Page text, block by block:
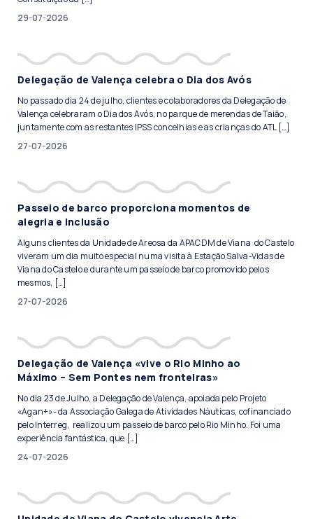
29-07-2026
Delegação de Valença celebra o Dia dos Avós
No passado dia 24 de julho, clientes e colaboradores da Delegação de
Valença celebraram o Dia dos Avós, no parque de merendas de Taião,
juntamente com as restantes IPSS concelhias e as crianças do ATL […]
27-07-2026
Passeio de barco proporciona momentos de
alegria e inclusão
Alguns clientes da Unidade de Areosa da APACDM de Viana do Castelo
viveram um dia muito especial numa visita à Estação Salva-Vidas de
Viana do Castelo e durante um passeio de barco promovido pelos
mesmos, […]
27-07-2026
Delegação de Valença «vive o Rio Minho ao
Máximo – Sem Pontes nem fronteiras»
No dia 23 de Julho, a Delegação de Valença, apoiada pelo Projeto
«Agan+»- da Associação Galega de Atividades Náuticas, cofinanciado
pelo Interreg, realizou um passeio de barco pelo Rio Minho. Foi uma
experiência fantástica, que […]
24-07-2026